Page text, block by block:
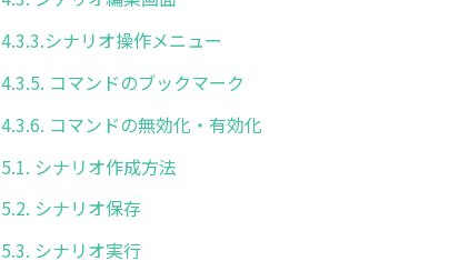
4.3.3.シナリオ操作メニュー
4.3.5. コマンドのブックマーク
4.3.6. コマンドの無効化・有効化
5.1. シナリオ作成方法
5.2. シナリオ保存
5.3. シナリオ実行